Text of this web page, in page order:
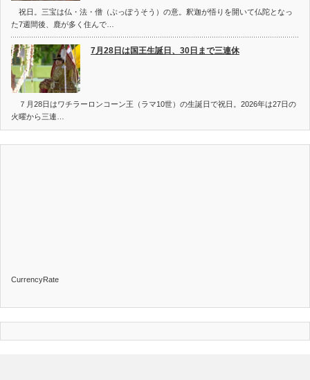
祝日。三宝は仏・法・僧（ぶっぽうそう）の意。釈迦が悟りを開いて仏陀となっ
た7週間後、鹿が多く住んで…
7月28日は国王生誕日、30日まで三連休
７月28日はワチラーロンコーン王（ラマ10世）の生誕日で祝日。2026年は27日の
火曜から三連…
CurrencyRate